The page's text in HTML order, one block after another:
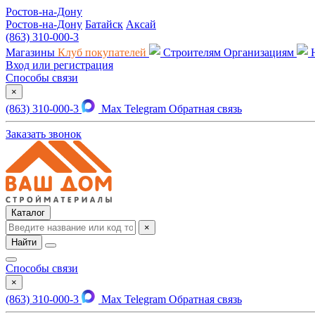
Ростов-на-Дону
Ростов-на-Дону Батайск Аксай
(863) 310-000-3
Магазины Клуб покупателей Строителям Организациям
Вход или регистрация
Способы связи
×
(863) 310-000-3 Max Telegram Обратная связь
Заказать звонок
Каталог
×
Найти
Способы связи
×
(863) 310-000-3 Max Telegram Обратная связь